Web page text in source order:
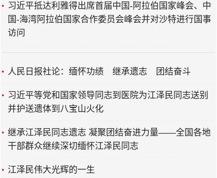
习近平抵达利雅得出席首届中国-阿拉伯国家峰会、中
国-海湾阿拉伯国家合作委员会峰会并对沙特进行国事
访问
人民日报社论：缅怀功绩 继承遗志 团结奋斗
习近平等党和国家领导同志到医院为江泽民同志送别
并护送遗体到八宝山火化
继承江泽民同志遗志 凝聚团结奋进力量——全国各地
干部群众继续深切缅怀江泽民同志
江泽民伟大光辉的一生